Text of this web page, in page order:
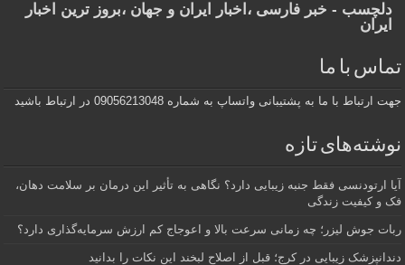
دلچسب - خبر فارسی ،اخبار ایران و جهان ،بروز ترین اخبار
ایران
تماس با ما
جهت ارتباط با ما به پشتیبانی واتساپ به شماره 09056213048 در ارتباط باشید
نوشته‌های تازه
آیا ارتودنسی فقط جنبه زیبایی دارد؟ نگاهی به تأثیر این درمان بر سلامت دهان،
فک و کیفیت زندگی
ربات جوش لیزر؛ چه زمانی سرعت بالا و اعوجاج کم ارزش سرمایه‌گذاری دارد؟
دندانپزشک زیبایی در کرج؛ قبل از اصلاح لبخند این نکات را بدانید